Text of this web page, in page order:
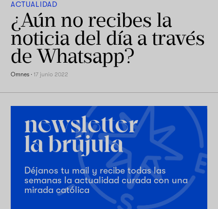
ACTUALIDAD
¿Aún no recibes la
noticia del día a través
de Whatsapp?
Omnes ·17 junio 2022
Déjanos tu mail y recibe todas las
semanas la actualidad curada con una
mirada católica